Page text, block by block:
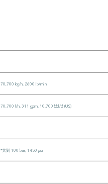
70,700 kg/h, 2600 lb/min
70,700 l/h, 311 gpm, 10,700 bbl/d (US)
*大到 100 bar, 1450 psi